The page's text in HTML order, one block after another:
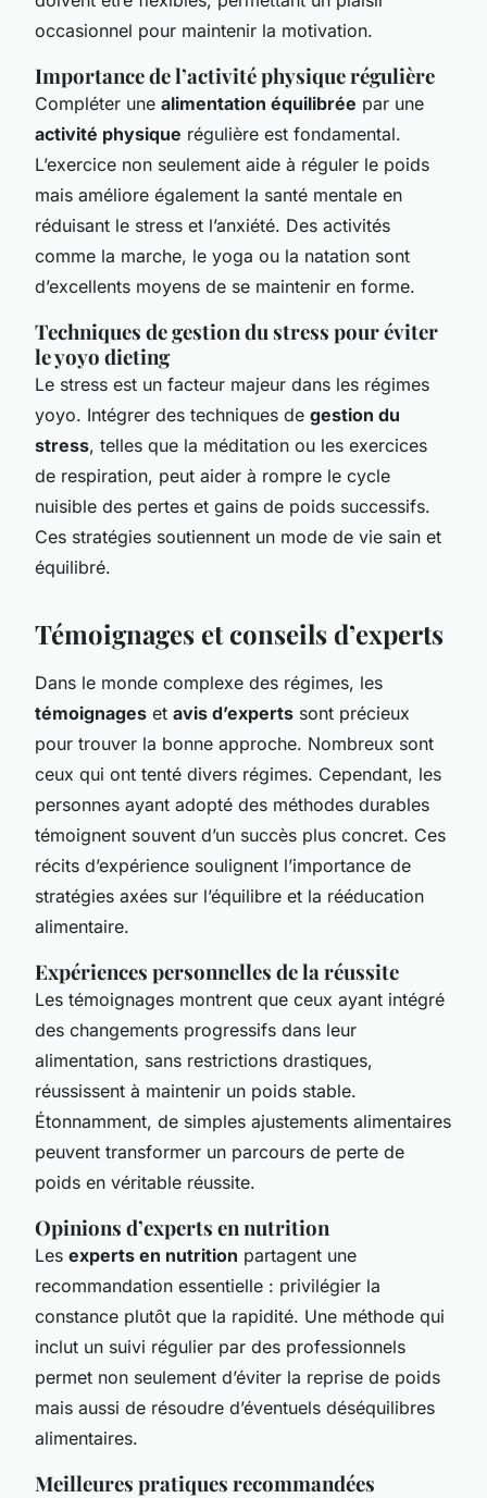
occasionnel pour maintenir la motivation.
Importance de l’activité physique régulière
Compléter une alimentation équilibrée par une
activité physique régulière est fondamental.
L’exercice non seulement aide à réguler le poids
mais améliore également la santé mentale en
réduisant le stress et l’anxiété. Des activités
comme la marche, le yoga ou la natation sont
d’excellents moyens de se maintenir en forme.
Techniques de gestion du stress pour éviter
le yoyo dieting
Le stress est un facteur majeur dans les régimes
yoyo. Intégrer des techniques de gestion du
stress, telles que la méditation ou les exercices
de respiration, peut aider à rompre le cycle
nuisible des pertes et gains de poids successifs.
Ces stratégies soutiennent un mode de vie sain et
équilibré.
Témoignages et conseils d’experts
Dans le monde complexe des régimes, les
témoignages et avis d’experts sont précieux
pour trouver la bonne approche. Nombreux sont
ceux qui ont tenté divers régimes. Cependant, les
personnes ayant adopté des méthodes durables
témoignent souvent d’un succès plus concret. Ces
récits d’expérience soulignent l’importance de
stratégies axées sur l’équilibre et la rééducation
alimentaire.
Expériences personnelles de la réussite
Les témoignages montrent que ceux ayant intégré
des changements progressifs dans leur
alimentation, sans restrictions drastiques,
réussissent à maintenir un poids stable.
Étonnamment, de simples ajustements alimentaires
peuvent transformer un parcours de perte de
poids en véritable réussite.
Opinions d’experts en nutrition
Les experts en nutrition partagent une
recommandation essentielle : privilégier la
constance plutôt que la rapidité. Une méthode qui
inclut un suivi régulier par des professionnels
permet non seulement d’éviter la reprise de poids
mais aussi de résoudre d’éventuels déséquilibres
alimentaires.
Meilleures pratiques recommandées